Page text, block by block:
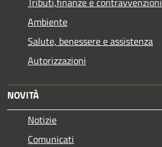
Ambiente
Salute, benessere e assistenza
Autorizzazioni
NOVITÀ
Notizie
Comunicati